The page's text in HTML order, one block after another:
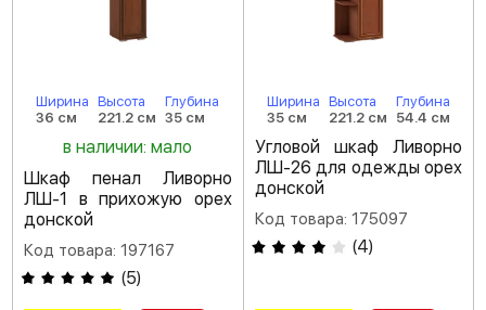
Ширина
36 см
Высота
221.2 см
Глубина
35 см
в наличии: мало
Шкаф пенал Ливорно
ЛШ-1 в прихожую орех
донской
Код товара: 197167
(5)
Ширина
35 см
Высота
221.2 см
Глубина
54.4 см
Угловой шкаф Ливорно
ЛШ-26 для одежды орех
донской
Код товара: 175097
(4)